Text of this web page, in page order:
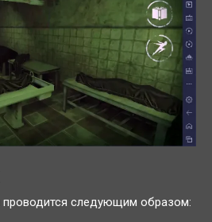
проводится следующим образом: